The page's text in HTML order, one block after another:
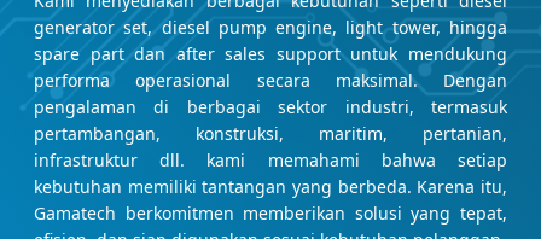
generator set, diesel pump engine, light tower, hingga
spare part dan after sales support untuk mendukung
performa operasional secara maksimal. Dengan
pengalaman di berbagai sektor industri, termasuk
pertambangan, konstruksi, maritim, pertanian,
infrastruktur dll. kami memahami bahwa setiap
kebutuhan memiliki tantangan yang berbeda. Karena itu,
Gamatech berkomitmen memberikan solusi yang tepat,